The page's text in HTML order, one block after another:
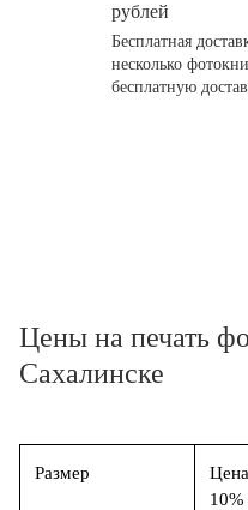
рублей
Бесплатная
несколько
бесплатную
Цены на печать
Сахалинске
Размер
10%